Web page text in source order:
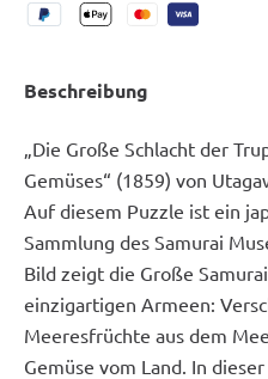
Beschreibung
„Die Große Schlacht der
Gemüses“ (1859) von
Auf diesem Puzzle ist ein
Sammlung des Samurai
Bild zeigt die Große
einzigartigen Armeen:
Meeresfrüchte aus dem
Gemüse vom Land. In